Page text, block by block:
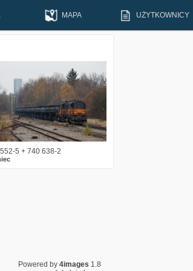
MAPA UŻYTKOWNICY
5 + 740 638-2
Powered by 4images 1.8